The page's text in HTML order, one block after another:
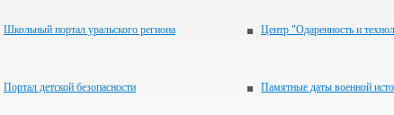
Школьный портал уральского региона Центр "Одаренность и
Портал детской безопасности Памятные даты военной